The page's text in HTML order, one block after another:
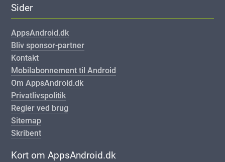
Sider
AppsAndroid.dk
Bliv sponsor-partner
Kontakt
Mobilabonnement til Android
Om AppsAndroid.dk
Privatlivspolitik
Regler ved brug
Sitemap
Skribent
Kort om AppsAndroid.dk